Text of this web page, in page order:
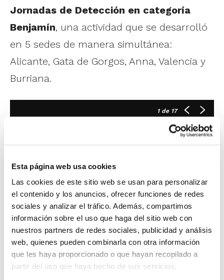
Esta página web usa cookies
Las cookies de este sitio web se usan para personalizar
el contenido y los anuncios, ofrecer funciones de redes
sociales y analizar el tráfico. Además, compartimos
información sobre el uso que haga del sitio web con
nuestros partners de redes sociales, publicidad y análisis
web, quienes pueden combinarla con otra información
que les haya proporcionado o que hayan recopilado a
partir del uso que haya hecho de sus servicios.
Jornadas de Detección en categoría
Benjamín, una actividad que se desarrolló
en 5 sedes de manera simultánea:
Alicante, Gata de Gorgos, Anna, Valencia y
Burriana.
1de 17
Un gran talento y mucho futuro por